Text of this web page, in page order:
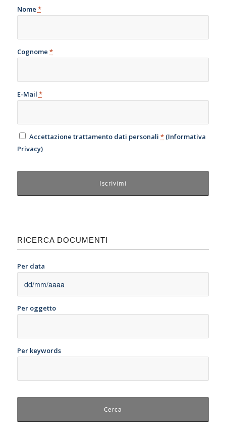
Nome *
Cognome *
E-Mail *
Accettazione trattamento dati personali *(Informativa
Privacy)
RICERCA DOCUMENTI
Per data
Per oggetto
Per keywords